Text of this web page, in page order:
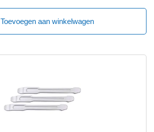
Toevoegen aan winkelwagen